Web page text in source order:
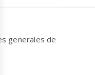
generales de